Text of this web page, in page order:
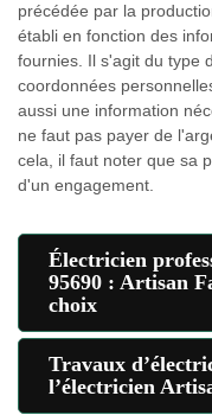
précédée par la
établi en fonction des
fournies. Il s'agit du type
coordonnées
aussi une information
ne faut pas payer de
cela, il faut noter que sa
d'un engagement.
Électricien
95690 : Artisan
choix
Travaux
l’électricien